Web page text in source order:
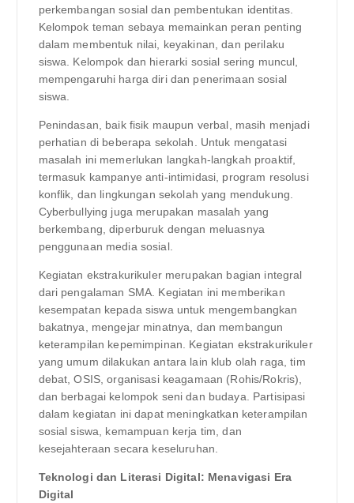
perkembangan sosial dan pembentukan identitas.
Kelompok teman sebaya memainkan peran penting
dalam membentuk nilai, keyakinan, dan perilaku
siswa. Kelompok dan hierarki sosial sering muncul,
mempengaruhi harga diri dan penerimaan sosial
siswa.
Penindasan, baik fisik maupun verbal, masih menjadi
perhatian di beberapa sekolah. Untuk mengatasi
masalah ini memerlukan langkah-langkah proaktif,
termasuk kampanye anti-intimidasi, program resolusi
konflik, dan lingkungan sekolah yang mendukung.
Cyberbullying juga merupakan masalah yang
berkembang, diperburuk dengan meluasnya
penggunaan media sosial.
Kegiatan ekstrakurikuler merupakan bagian integral
dari pengalaman SMA. Kegiatan ini memberikan
kesempatan kepada siswa untuk mengembangkan
bakatnya, mengejar minatnya, dan membangun
keterampilan kepemimpinan. Kegiatan ekstrakurikuler
yang umum dilakukan antara lain klub olah raga, tim
debat, OSIS, organisasi keagamaan (Rohis/Rokris),
dan berbagai kelompok seni dan budaya. Partisipasi
dalam kegiatan ini dapat meningkatkan keterampilan
sosial siswa, kemampuan kerja tim, dan
kesejahteraan secara keseluruhan.
Teknologi dan Literasi Digital: Menavigasi Era
Digital